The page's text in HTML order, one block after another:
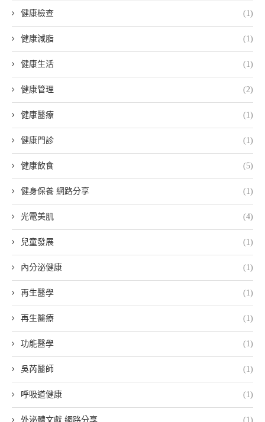
健康檢查 (1)
健康減脂 (1)
健康生活 (1)
健康管理 (2)
健康醫療 (1)
健康門診 (1)
健康飲食 (5)
健身保養 網路分享 (1)
光電美肌 (4)
兒童發展 (1)
內分泌健康 (1)
再生醫學 (1)
再生醫療 (1)
功能醫學 (1)
吳芮醫師 (1)
呼吸道健康 (1)
外泌體文獻 網路分享 (1)